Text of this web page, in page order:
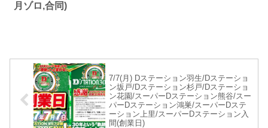
月ゾロ,合同)
7/7(月) Dステーション羽生/Dステーショ
ン坂戸/Dステーション杉戸/Dステーショ
ン花園/スーパーDステーション熊谷/スー
パーDステーション鴻巣/スーパーDステ
ーション上里/スーパーDステーション入
間(創業日)